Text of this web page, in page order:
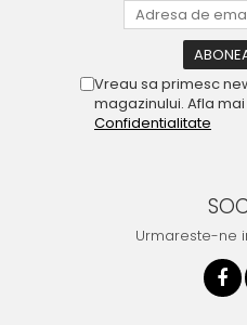
Vreau sa primesc
magazinului. Afla
Confidentialitate
Urmareste-ne